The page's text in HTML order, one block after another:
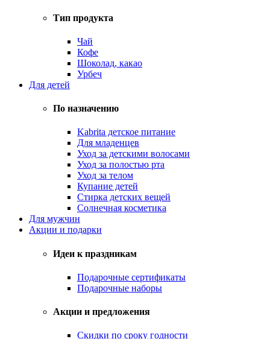
Тип продукта
Чай
Кофе
Шоколад, какао
Урбеч
Для детей
По назначению
Kabrita детское питание
Для младенцев
Уход за детскими волосами
Уход за полостью рта
Уход за телом
Купание детей
Стирка детских вещей
Солнечная косметика
Для мужчин
Акции и подарки
Идеи к праздникам
Подарочные сертификаты
Подарочные наборы
Акции и предложения
Скидки по сроку годности